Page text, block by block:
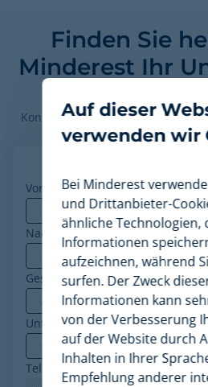
Finden Sie
Minderest Ihr
Kontaktieren Sie unsere
Aktion zu
Vorname*
Nachname
Geschäfts-E-Mail*
Unternehmen*
Telefon*
Auf dieser
verwenden wir
Bei Minderest
und Drittanbieter-
ähnliche Technologien,
Informationen
aufzeichnen, während
surfen. Der Zweck
Informationen kann
von der Verbesserung
auf der Website durch
Inhalten in Ihrer
Empfehlung anderer